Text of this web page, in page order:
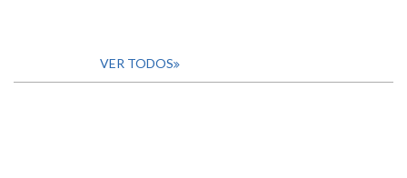
VER TODOS